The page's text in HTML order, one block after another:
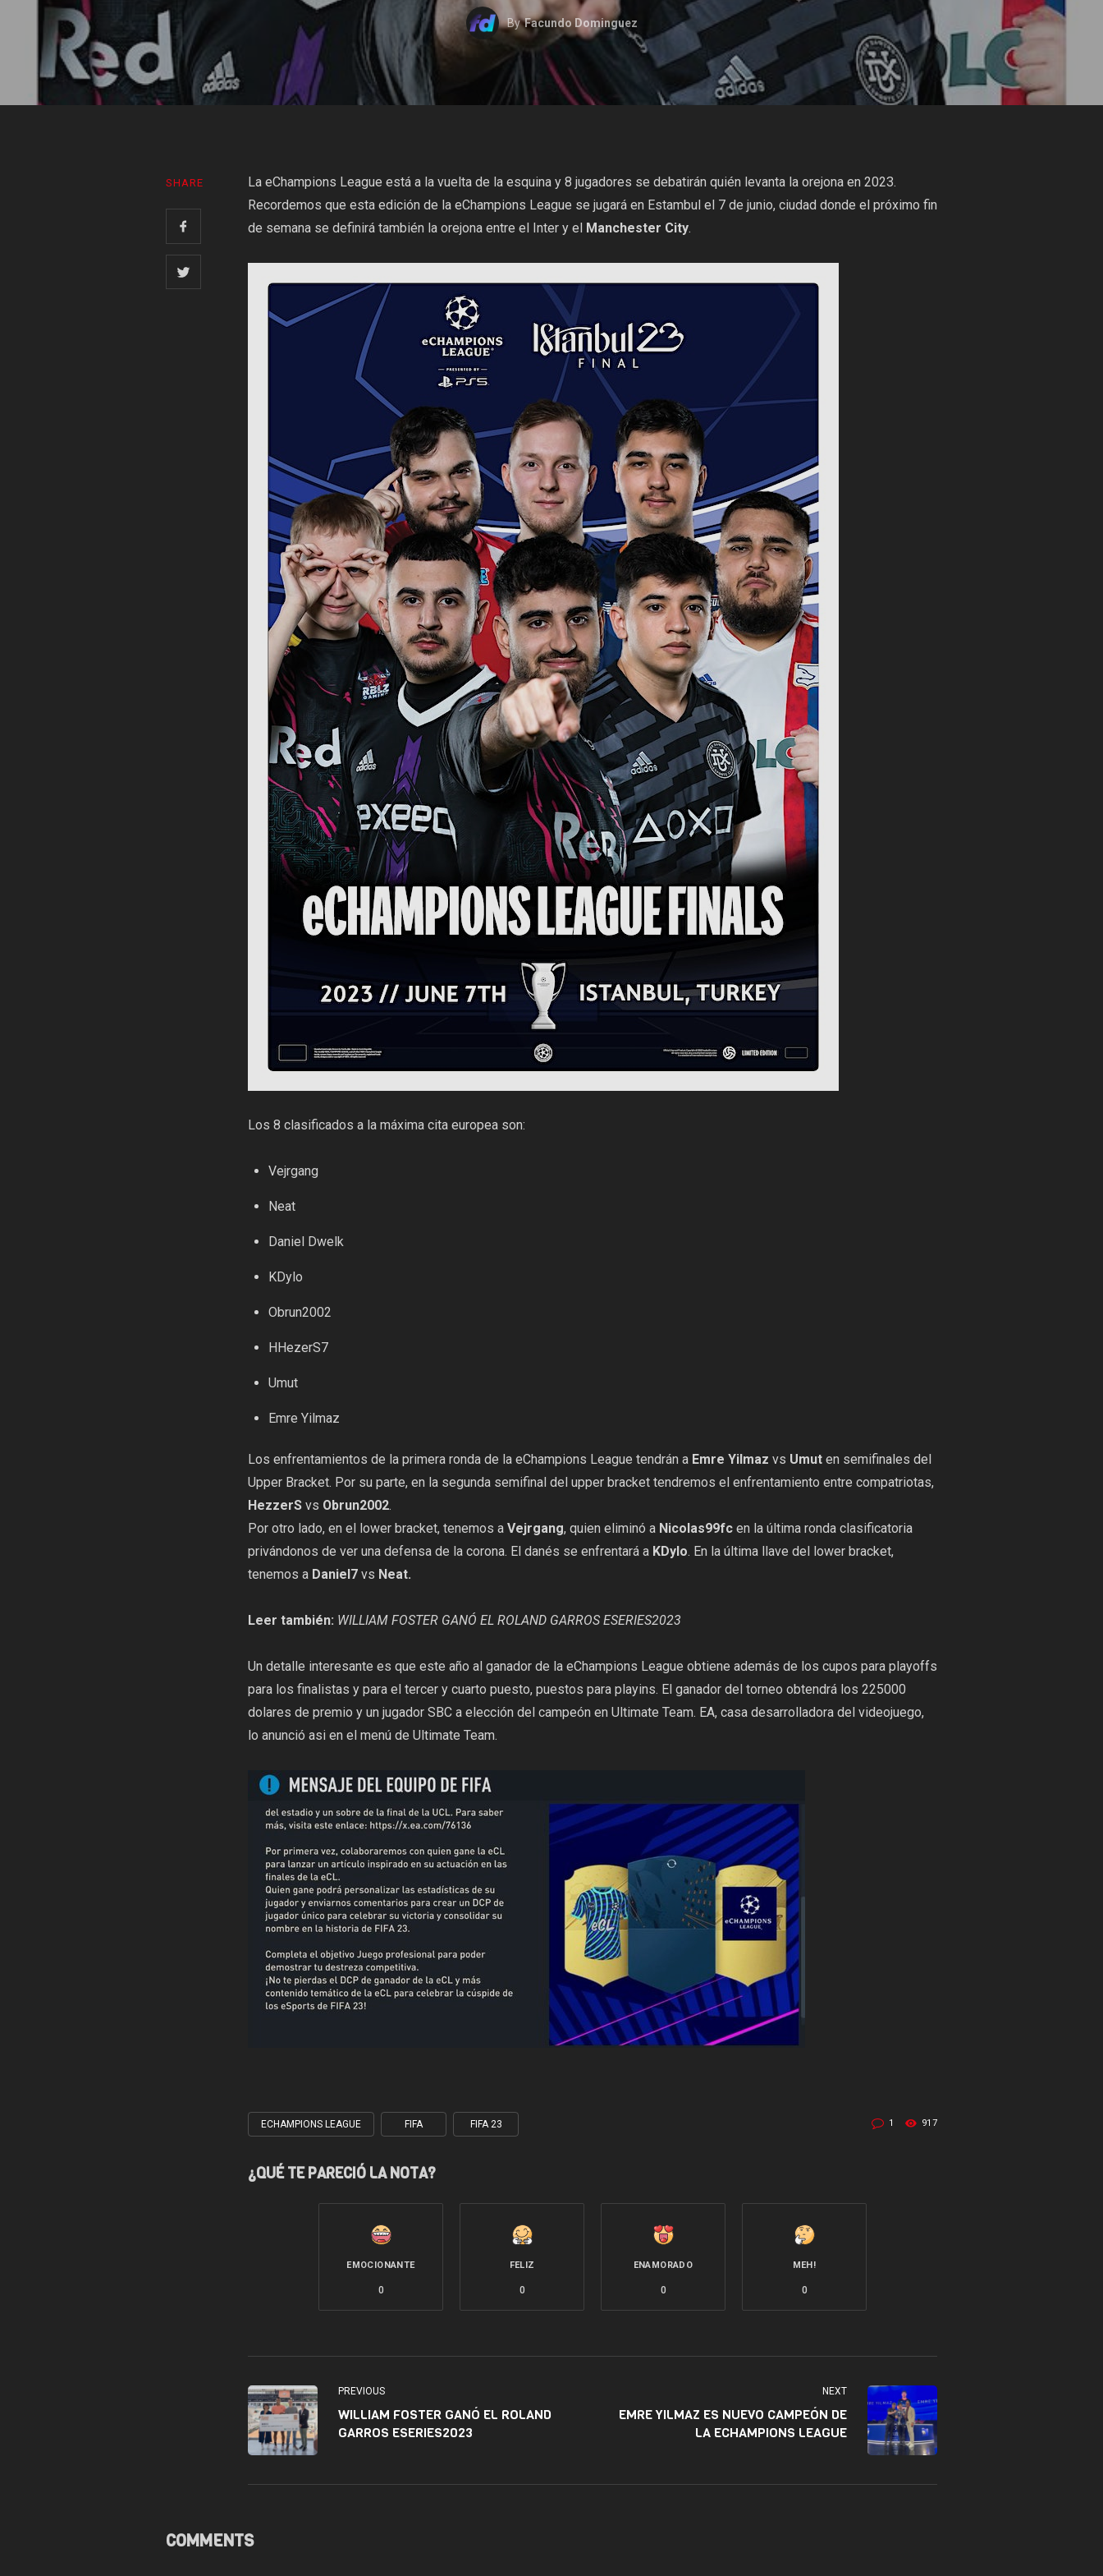
By Facundo Dominguez
SHARE
La eChampions League está a la vuelta de la esquina y 8 jugadores se debatirán quién levanta la orejona en 2023.
Recordemos que esta edición de la eChampions League se jugará en Estambul el 7 de junio, ciudad donde el próximo fin
de semana se definirá también la orejona entre el Inter y el Manchester City.
Los 8 clasificados a la máxima cita europea son:
Vejrgang
Neat
Daniel Dwelk
KDylo
Obrun2002
HHezerS7
Umut
Emre Yilmaz
Los enfrentamientos de la primera ronda de la eChampions League tendrán a Emre Yilmaz vs Umut en semifinales del
Upper Bracket. Por su parte, en la segunda semifinal del upper bracket tendremos el enfrentamiento entre compatriotas,
HezzerS vs Obrun2002.
Por otro lado, en el lower bracket, tenemos a Vejrgang, quien eliminó a Nicolas99fc en la última ronda clasificatoria
privándonos de ver una defensa de la corona. El danés se enfrentará a KDylo. En la última llave del lower bracket,
tenemos a Daniel7 vs Neat.
Leer también: WILLIAM FOSTER GANÓ EL ROLAND GARROS ESERIES2023
Un detalle interesante es que este año al ganador de la eChampions League obtiene además de los cupos para playoffs
para los finalistas y para el tercer y cuarto puesto, puestos para playins. El ganador del torneo obtendrá los 225000
dolares de premio y un jugador SBC a elección del campeón en Ultimate Team. EA, casa desarrolladora del videojuego,
lo anunció asi en el menú de Ultimate Team.
Tagged
ECHAMPIONS LEAGUE FIFA FIFA 23 1 917
¿QUÉ TE PARECIÓ LA NOTA?
EMOCIONANTE
0
FELIZ
0
ENAMORADO
0
MEH!
0
PREVIOUS
WILLIAM FOSTER GANÓ EL ROLAND
GARROS ESERIES2023
NEXT
EMRE YILMAZ ES NUEVO CAMPEÓN DE
LA ECHAMPIONS LEAGUE
COMMENTS